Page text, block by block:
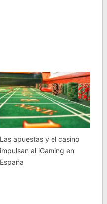
Las apuestas y el casino
impulsan al iGaming en
España